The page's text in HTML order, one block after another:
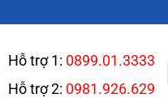
Hỗ trợ 1: 0899.01.3333
Hỗ trợ 2: 0981.926.629